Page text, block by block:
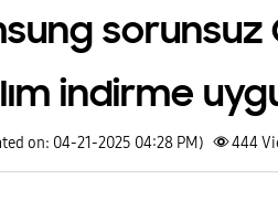
sorunsuz
indirme
on: 04-21-2025 04:28 PM) 444